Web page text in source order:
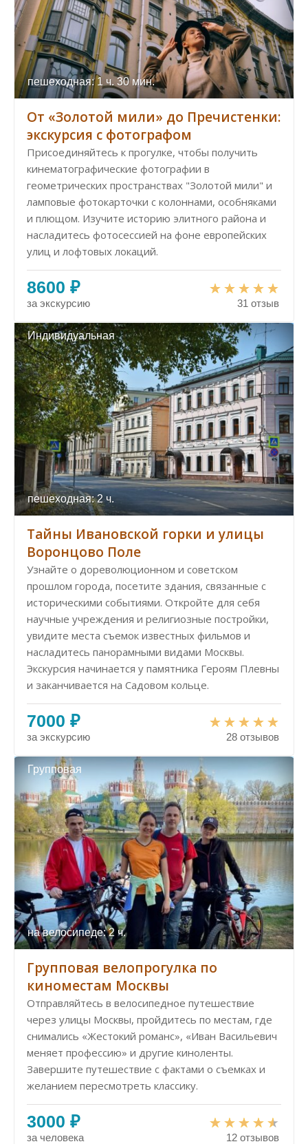
пешеходная: 1 ч. 30 мин.
От «Золотой мили» до Пречистенки:
экскурсия с фотографом
Присоединяйтесь к прогулке, чтобы получить
кинематографические фотографии в
геометрических пространствах "Золотой мили" и
ламповые фотокарточки с колоннами, особняками
и плющом. Изучите историю элитного района и
насладитесь фотосессией на фоне европейских
улиц и лофтовых локаций.
8600 ₽
за экскурсию 31 отзыв
Индивидуальная
пешеходная: 2 ч.
Тайны Ивановской горки и улицы
Воронцово Поле
Узнайте о дореволюционном и советском
прошлом города, посетите здания, связанные с
историческими событиями. Откройте для себя
научные учреждения и религиозные постройки,
увидите места съемок известных фильмов и
насладитесь панорамными видами Москвы.
Экскурсия начинается у памятника Героям Плевны
и заканчивается на Садовом кольце.
7000 ₽
за экскурсию 28 отзывов
Групповая
на велосипеде: 2 ч.
Групповая велопрогулка по
киноместам Москвы
Отправляйтесь в велосипедное путешествие
через улицы Москвы, пройдитесь по местам, где
снимались «Жестокий романс», «Иван Васильевич
меняет профессию» и другие киноленты.
Завершите путешествие с фактами о съемках и
желанием пересмотреть классику.
3000 ₽
за человека 12 отзывов